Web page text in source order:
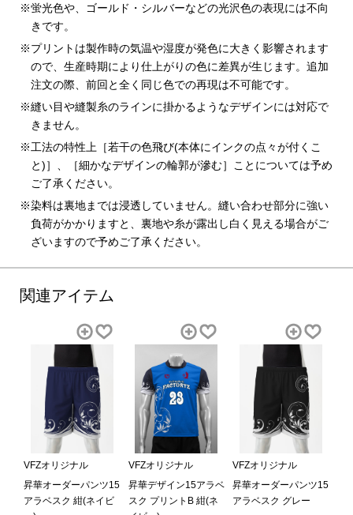
蛍光色や、ゴールド・シルバーなどの光沢色の表現には不向
きです。
プリントは製作時の気温や湿度が発色に大きく影響されます
ので、生産時期により仕上がりの色に差異が生じます。追加
注文の際、前回と全く同じ色での再現は不可能です。
縫い目や縫製糸のラインに掛かるようなデザインには対応で
きません。
工法の特性上［若干の色飛び(本体にインクの点々が付くこ
と)］、［細かなデザインの輪郭が滲む］ことについては予め
ご了承ください。
染料は裏地までは浸透していません。縫い合わせ部分に強い
負荷がかかりますと、裏地や糸が露出し白く見える場合がご
ざいますので予めご了承ください。
関連アイテム
VFZオリジナル
昇華オーダーパンツ15
アラベスク 紺(ネイビ
VFZオリジナル
昇華デザイン15アラベ
スク プリントB 紺(ネ
VFZオリジナル
昇華オーダーパンツ15
アラベスク グレー